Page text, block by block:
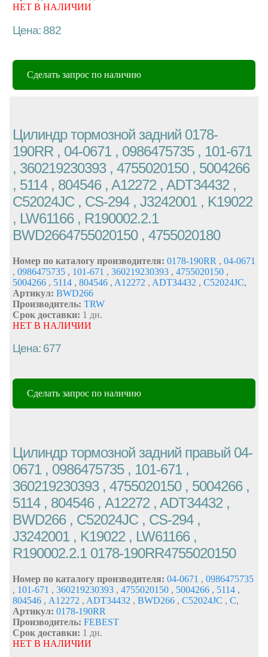
НЕТ В НАЛИЧИИ
Цена: 882
Сделать запрос по наличию
Цилиндр тормозной задний 0178-
190RR , 04-0671 , 0986475735 , 101-671
, 360219230393 , 4755020150 , 5004266
, 5114 , 804546 , A12272 , ADT34432 ,
C52024JC , CS-294 , J3242001 , K19022
, LW61166 , R190002.2.1
BWD2664755020150 , 4755020180
Номер по каталогу производителя: 0178-190RR , 04-0671
, 0986475735 , 101-671 , 360219230393 , 4755020150 ,
5004266 , 5114 , 804546 , A12272 , ADT34432 , C52024JC,
Артикул: BWD266
Производитель: TRW
Срок доставки: 1 дн.
НЕТ В НАЛИЧИИ
Цена: 677
Сделать запрос по наличию
Цилиндр тормозной задний правый 04-
0671 , 0986475735 , 101-671 ,
360219230393 , 4755020150 , 5004266 ,
5114 , 804546 , A12272 , ADT34432 ,
BWD266 , C52024JC , CS-294 ,
J3242001 , K19022 , LW61166 ,
R190002.2.1 0178-190RR4755020150
Номер по каталогу производителя: 04-0671 , 0986475735
, 101-671 , 360219230393 , 4755020150 , 5004266 , 5114 ,
804546 , A12272 , ADT34432 , BWD266 , C52024JC , C,
Артикул: 0178-190RR
Производитель: FEBEST
Срок доставки: 1 дн.
НЕТ В НАЛИЧИИ